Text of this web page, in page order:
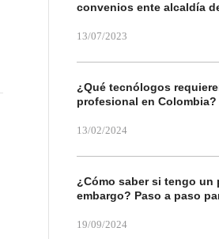
convenios ente alcaldía
13/07/2023
¿Qué tecnólogos
profesional en
13/02/2024
¿Cómo saber si tengo un
embargo? Paso a paso
19/09/2024